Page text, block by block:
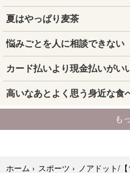
ホーム › スポーツ › ノアドット/